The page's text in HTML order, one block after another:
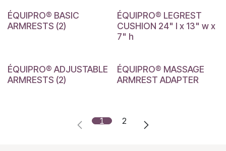
ÉQUIPRO® BASIC
ARMRESTS (2)
ÉQUIPRO® LEGREST
CUSHION 24" l x 13" w x
7" h
ÉQUIPRO® ADJUSTABLE
ARMRESTS (2)
ÉQUIPRO® MASSAGE
ARMREST ADAPTER
1 2